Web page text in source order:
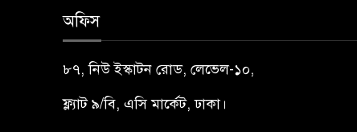
অফিস
৮৭, নিউ ইস্কাটন রোড, লেভেল-১০,
ফ্ল্যাট ৯/বি, এসি মার্কেট, ঢাকা।